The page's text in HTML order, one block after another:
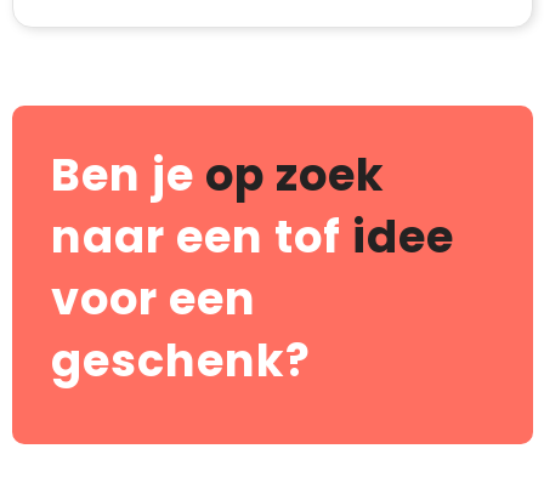
Ben je op zoek
naar een tof idee
voor een
geschenk?